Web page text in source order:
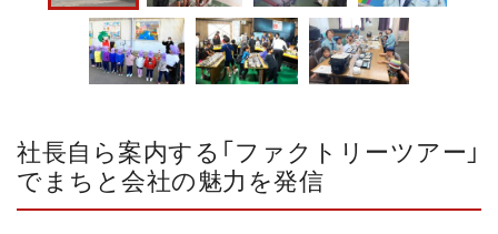
社長自ら案内する「ファクトリーツアー」
でまちと会社の魅力を発信